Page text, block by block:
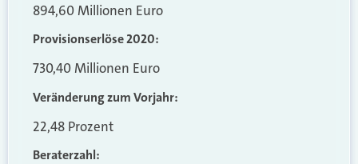
894,60 Millionen Euro
Provisionserlöse 2020:
730,40 Millionen Euro
Veränderung zum Vorjahr:
22,48 Prozent
Beraterzahl: